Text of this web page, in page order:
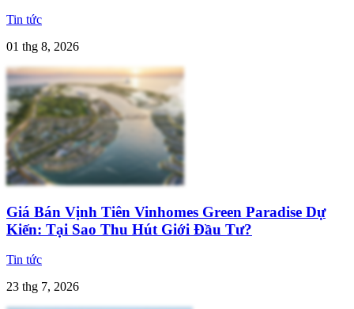
Tin tức
01 thg 8, 2026
Giá Bán Vịnh Tiên Vinhomes Green Paradise Dự
Kiến: Tại Sao Thu Hút Giới Đầu Tư?
Tin tức
23 thg 7, 2026